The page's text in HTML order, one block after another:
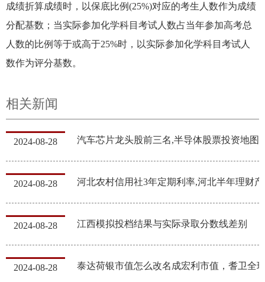
成绩折算成绩时，以保底比例(25%)对应的考生人数作为成绩
分配基数；当实际参加化学科目考试人数占当年参加高考总
人数的比例等于或高于25%时，以实际参加化学科目考试人
数作为评分基数。
相关新闻
2024-08-28
2024-08-28 河北农村信用社3年定期利率,河北半年理财
2024-08-28 江西模拟投档结果与实际录取分数线差别
2024-08-28